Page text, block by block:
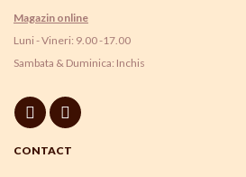
Magazin online
Luni - Vineri: 9.00 -17.00
Sambata & Duminica: Inchis
CONTACT